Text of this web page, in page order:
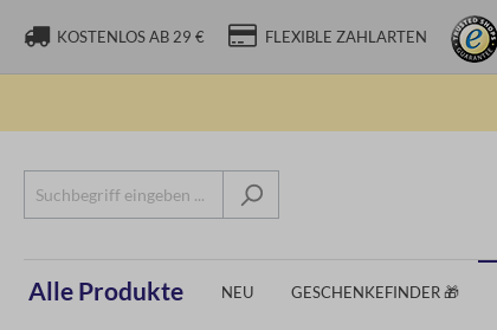
KOSTENLOS AB 29 € FLEXIBLE ZAHLARTEN
Alle Produkte NEU GESCHENKEFINDER 🎁